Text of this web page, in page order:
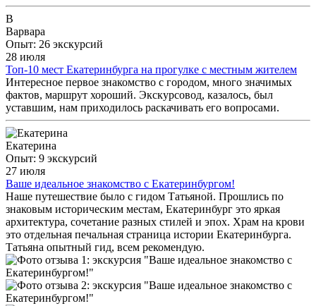
В
Варвара
Опыт: 26 экскурсий
28 июля
Топ-10 мест Екатеринбурга на прогулке с местным жителем
Интересное первое знакомство с городом, много значимых
фактов, маршрут хороший. Экскурсовод, казалось, был
уставшим, нам приходилось раскачивать его вопросами.
Екатерина
Опыт: 9 экскурсий
27 июля
Ваше идеальное знакомство с Екатеринбургом!
Наше путешествие было с гидом Татьяной. Прошлись по
знаковым историческим местам, Екатеринбург это яркая
архитектура, сочетание разных стилей и эпох. Храм на крови
это отдельная печальная страница истории Екатеринбурга.
Татьяна опытный гид, всем рекомендую.